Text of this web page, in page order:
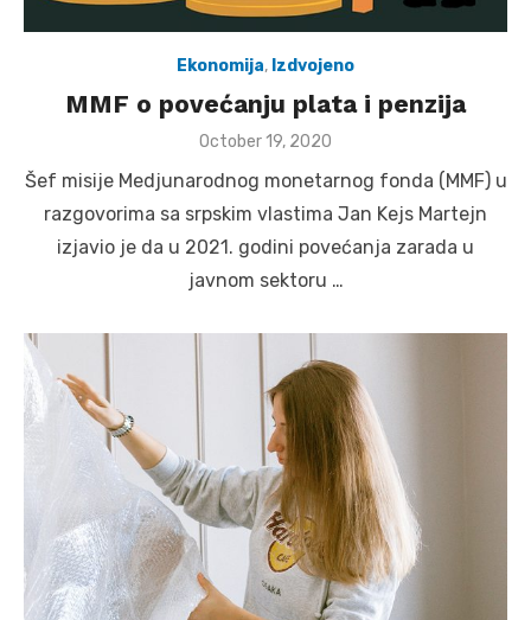
Ekonomija, Izdvojeno
MMF o povećanju plata i penzija
Posted
October 19, 2020
Šef misije Medjunarodnog monetarnog fonda (MMF) u
razgovorima sa srpskim vlastima Jan Kejs Martejn
izjavio je da u 2021. godini povećanja zarada u
javnom sektoru …